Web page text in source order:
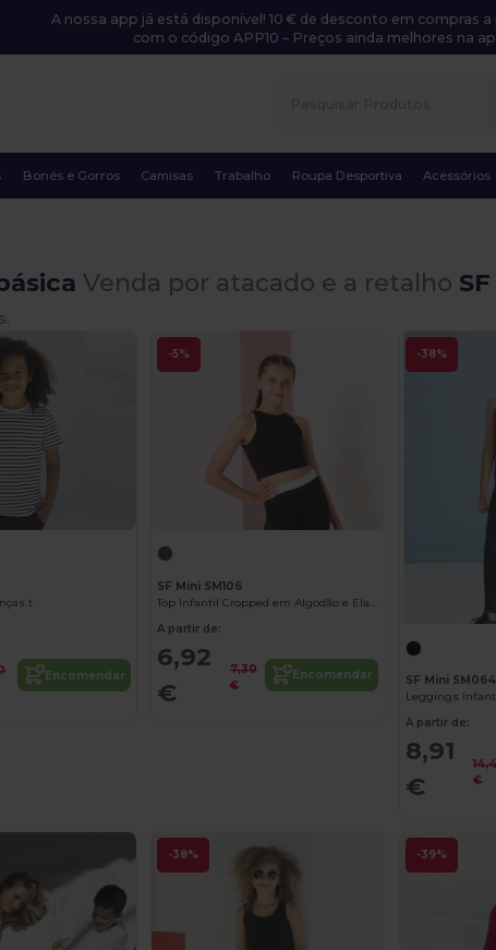
A nossa app já está disponível! 10 € de desconto em compras
com o código APP10 – Preços ainda melhores na
Bonés e Gorros Camisas Trabalho Roupa Desportiva Acessórios
Venda por atacado e a retalho
t
Encomendar
-5%
SF Mini SM106
Top Infantil Cropped em Algodão e Elastano
A partir de:
6,92
€
7,30
€
Encomendar
-38%
SF Mini SM064
A partir de:
8,91
€
€
-38% -39%